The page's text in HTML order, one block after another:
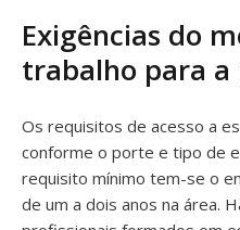
Exigências do
trabalho para a
Os requisitos de acesso a
conforme o porte e tipo de
requisito mínimo tem-se o
de um a dois anos na área.